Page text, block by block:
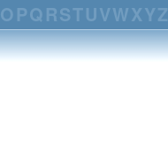
O PQRSTUVWXYZ